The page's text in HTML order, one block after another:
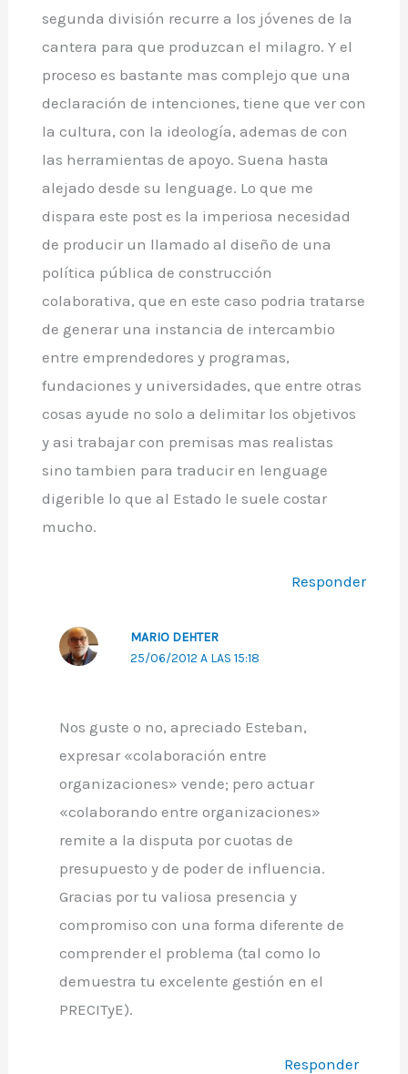
segunda división recurre a los jóvenes de la
cantera para que produzcan el milagro. Y el
proceso es bastante mas complejo que una
declaración de intenciones, tiene que ver con
la cultura, con la ideología, ademas de con
las herramientas de apoyo. Suena hasta
alejado desde su lenguage. Lo que me
dispara este post es la imperiosa necesidad
de producir un llamado al diseño de una
política pública de construcción
colaborativa, que en este caso podria tratarse
de generar una instancia de intercambio
entre emprendedores y programas,
fundaciones y universidades, que entre otras
cosas ayude no solo a delimitar los objetivos
y asi trabajar con premisas mas realistas
sino tambien para traducir en lenguage
digerible lo que al Estado le suele costar
mucho.
Responder
MARIO DEHTER
25/06/2012 A LAS 15:18
Nos guste o no, apreciado Esteban,
expresar «colaboración entre
organizaciones» vende; pero actuar
«colaborando entre organizaciones»
remite a la disputa por cuotas de
presupuesto y de poder de influencia.
Gracias por tu valiosa presencia y
compromiso con una forma diferente de
comprender el problema (tal como lo
demuestra tu excelente gestión en el
PRECITyE).
Responder